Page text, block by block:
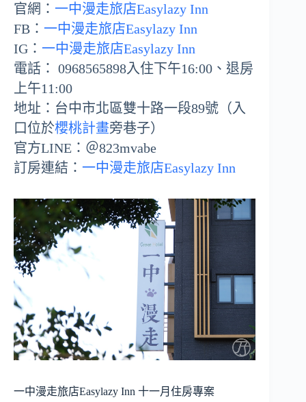
官網： 一中漫走旅店Easylazy Inn
FB： 一中漫走旅店Easylazy Inn
IG： 一中漫走旅店Easylazy Inn
電話： 0968565898入住下午16:00、退房
上午11:00
地址：台中市北區雙十路一段89號（入
口位於櫻桃計畫旁巷子）
官方LINE：＠823mvabe
訂房連結： 一中漫走旅店Easylazy Inn
一中漫走旅店Easylazy Inn 十一月住房專案